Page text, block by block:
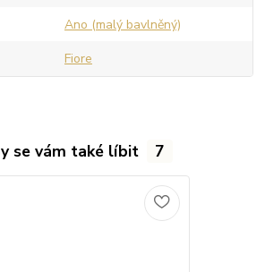
Ano (malý bavlněný)
Fiore
se vám také líbit 7